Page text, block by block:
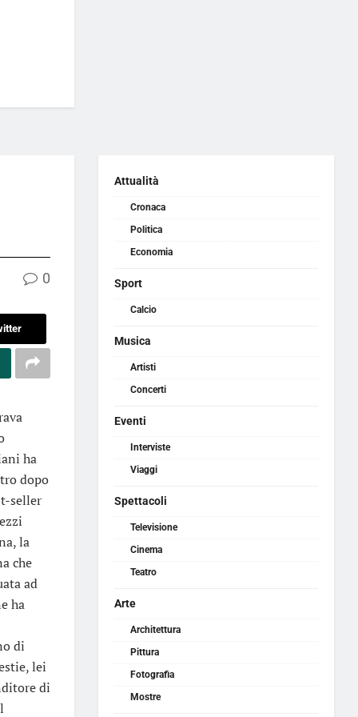
0
ha
dopo
seller
la
che
ad
ha
di
lei
di
Attualità
Cronaca
Politica
Economia
Sport
Calcio
Musica
Artisti
Concerti
Eventi
Interviste
Viaggi
Spettacoli
Televisione
Cinema
Teatro
Arte
Architettura
Pittura
Fotografia
Mostre